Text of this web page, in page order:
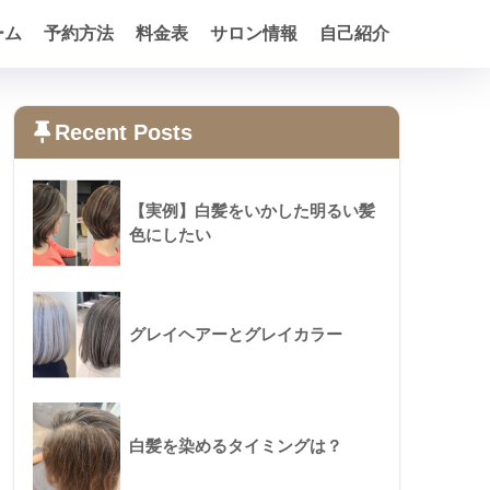
ム 予約方法 料金表 サロン情報 自己紹介
Recent Posts
【実例】白髪をいかした明るい髪
色にしたい
グレイヘアーとグレイカラー
白髪を染めるタイミングは？